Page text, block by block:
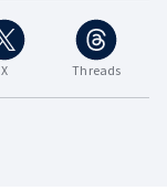
X Threads